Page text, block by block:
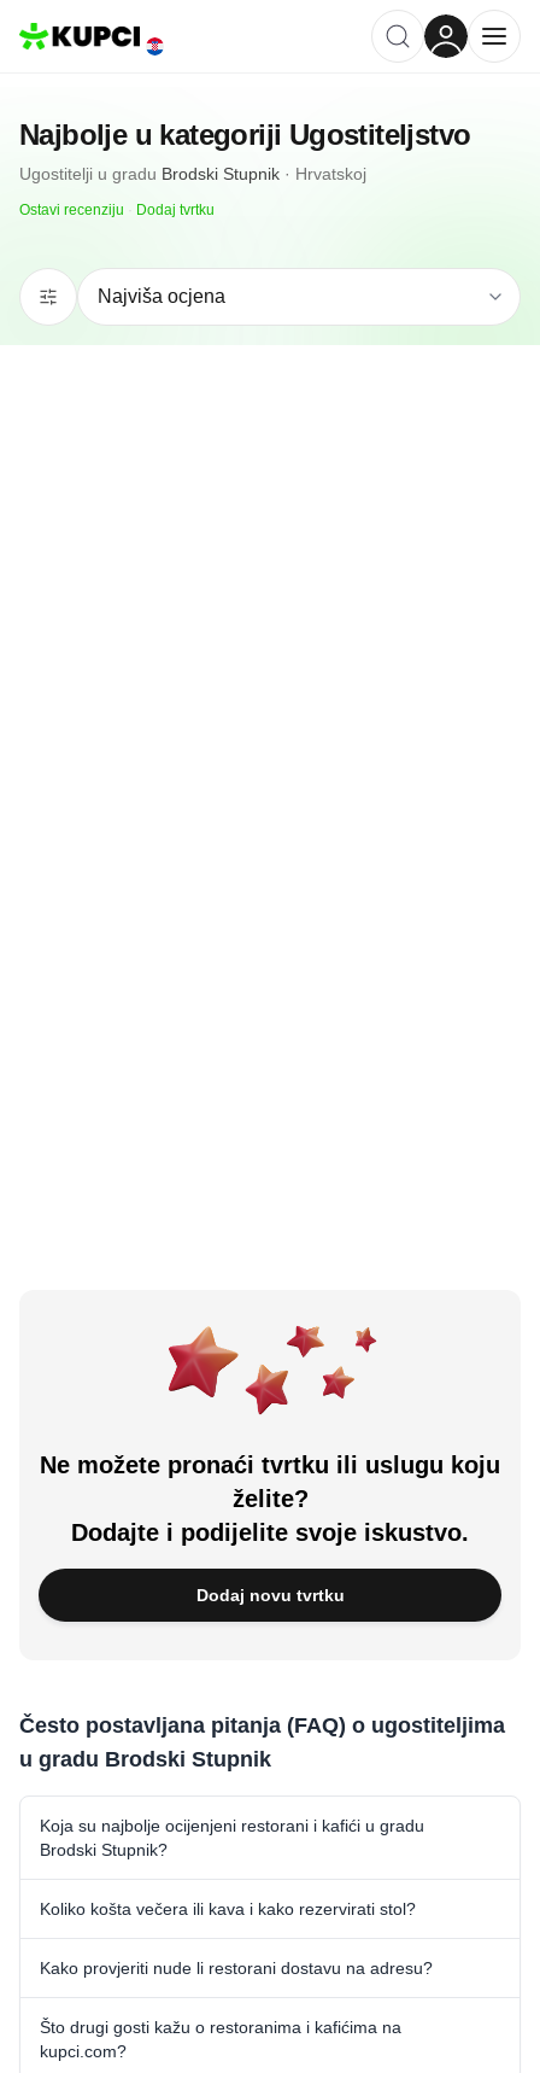
Najbolje u kategoriji Ugostiteljstvo
Ugostitelji u gradu Brodski Stupnik · Hrvatskoj
Ostavi recenziju · Dodaj tvrtku
Ne možete pronaći tvrtku ili uslugu koju
želite?
Dodajte i podijelite svoje iskustvo.
Dodaj novu tvrtku
Često postavljana pitanja (FAQ) o ugostiteljima
u gradu Brodski Stupnik
Koja su najbolje ocijenjeni restorani i kafići u gradu
Brodski Stupnik?
Koliko košta večera ili kava i kako rezervirati stol?
Kako provjeriti nude li restorani dostavu na adresu?
Što drugi gosti kažu o restoranima i kafićima na
kupci.com?